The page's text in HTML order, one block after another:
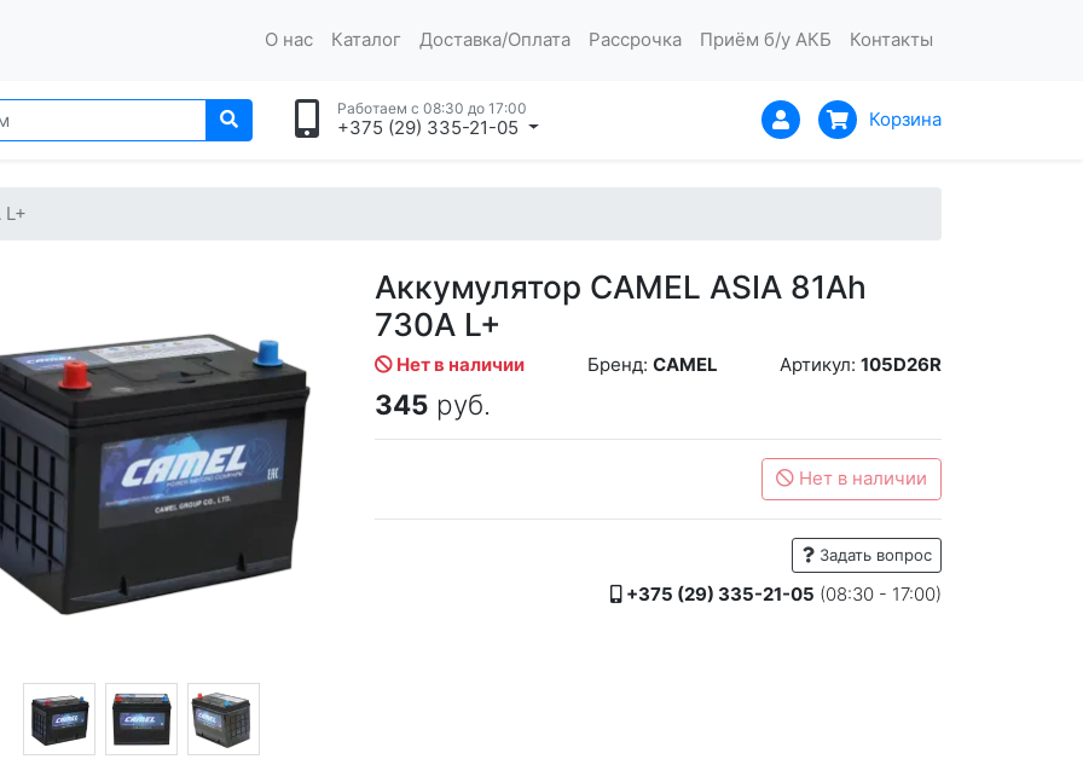
О нас Каталог Доставка/Оплата Рассрочка Приём б/у АКБ Контакты
Работаем с 08:30 до 17:00
+375 (29) 335-21-05 Корзина
L+
Аккумулятор CAMEL ASIA 81Ah
730A L+
Нет в наличии Бренд: CAMEL Артикул: 105D26R
345 руб.
Нет в наличии
Задать вопрос
+375 (29) 335-21-05 (08:30 - 17:00)